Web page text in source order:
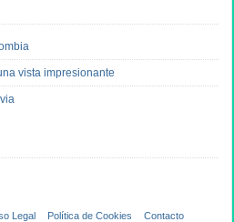
vista impresionante
Legal Política de Cookies Contacto